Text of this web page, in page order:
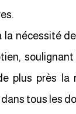
la nécessité
plus près
tous les